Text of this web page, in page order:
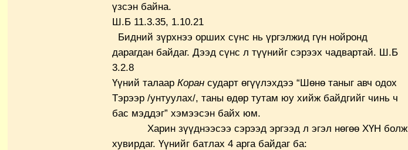
үзсэн байна.
Ш.Б 11.3.35, 1.10.21
Бидний зүрхнээ орших сүнс нь үргэлжид гүн нойронд
дарагдан байдаг. Дээд сүнс л түүнийг сэрээх чадвартай. Ш.Б
3.2.8
Үүний талаар Корансударт өгүүлэхдээ “Шөнө таныг авч одох
Тэрээр /унтуулах/, таны өдөр тутам юу хийж байдгийг чинь ч
бас мэддэг” хэмээсэн байх юм.
Харин зүүднээсээ сэрээд эргээд л эгэл нөгөө ХҮН болж
хувирдаг. Үүнийг батлах 4 арга байдаг ба: